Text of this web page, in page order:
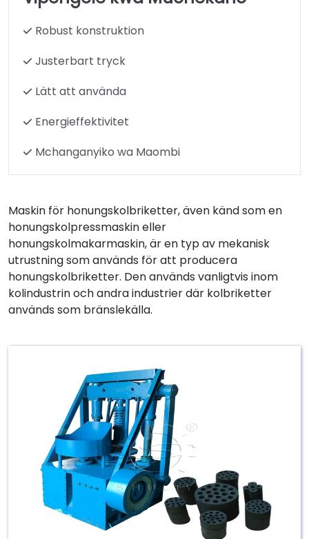
Robust konstruktion
Justerbart tryck
Lätt att använda
Energieffektivitet
Mchanganyiko wa Maombi
Maskin för honungskolbriketter, även känd som en
honungskolpressmaskin eller
honungskolmakarmaskin, är en typ av mekanisk
utrustning som används för att producera
honungskolbriketter. Den används vanligtvis inom
kolindustrin och andra industrier där kolbriketter
används som bränslekälla.